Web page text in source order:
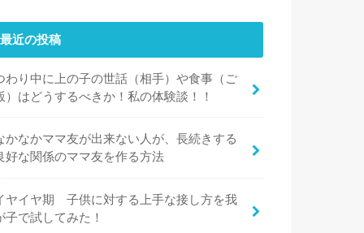
最近の投稿
わり中に上の子の世話（相手）や食事（ご
）はどうするべきか！私の体験談！！
かなかママ友が出来ない人が、長続きする
好な関係のママ友を作る方法
ヤイヤ期 子供に対する上手な接し方を我
子で試してみた！